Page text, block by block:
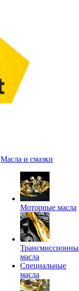
Масла и смазки
Моторные масла
масла
Специальные
масла